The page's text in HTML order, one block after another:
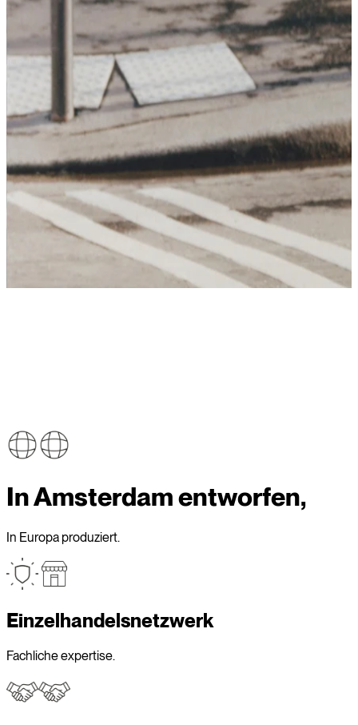
In Amsterdam entworfen,
In Europa produziert.
Einzelhandelsnetzwerk
Fachliche expertise.